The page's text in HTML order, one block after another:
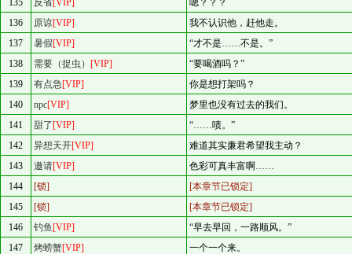
135
反省[VIP]
嗯？？？
136
原谅[VIP]
我不认识他，赶他走。
137
暑假[VIP]
“才不是……不是。”
138
需要（捉虫） [VIP]
“要喝酒吗？”
139
有点急[VIP]
你是想打架吗？
140
npc[VIP]
梦里也没有过去的我们。
141
甜了 [VIP]
“……啧。”
142
异想天开[VIP]
难道其实廉君希望我主动？
143
邀请[VIP]
色彩可真丰富啊……
144
[锁]
[本章节已锁定]
145
[锁]
[本章节已锁定]
146
钓鱼 [VIP]
“早去早回，一路顺风。”
147
烤螃蟹[VIP]
一个一个来。